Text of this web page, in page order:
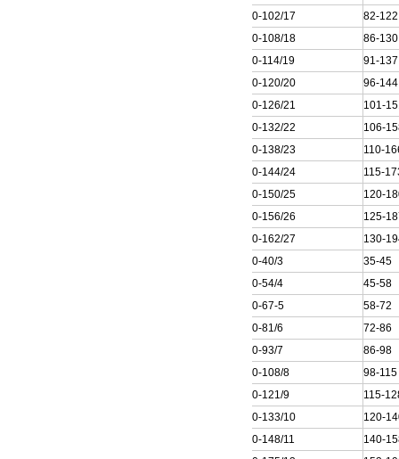
150QJ20-102/17
82-122
150QJ20-108/18
86-130
150QJ20-114/19
91-137
150QJ20-120/20
96-144
150QJ20-126/21
101-
150QJ20-132/22
106-
150QJ20-138/23
110-
150QJ20-144/24
115-
150QJ20-150/25
120-
150QJ20-156/26
125-
150QJ20-162/27
130-
200QJ20-40/3
35-45
200QJ20-54/4
45-58
200QJ20-67-5
58-72
200QJ20-81/6
72-86
200QJ20-93/7
86-98
200QJ20-108/8
98-115
200QJ20-121/9
115-
200QJ20-133/10
120-
200QJ20-148/11
140-